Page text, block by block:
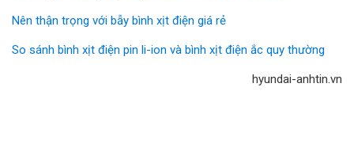
Nên thận trọng với bẫy bình xịt điện giá rẻ
So sánh bình xịt điện pin li-ion và bình xịt điện ắc quy thường
hyundai-anhtin.vn